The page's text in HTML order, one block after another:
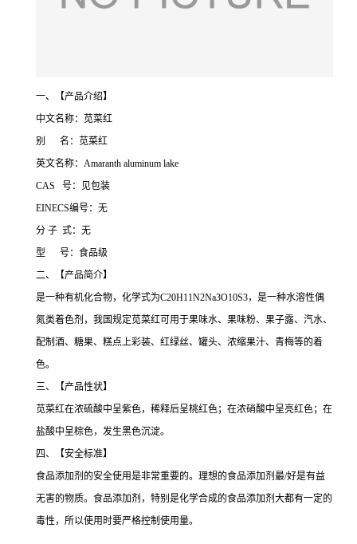
一、【产品介绍】
中文名称：苋菜红
别 名：苋菜红
英文名称：Amaranth aluminum lake
CAS 号：见包装
EINECS编号：无
分 子 式：无
型 号：食品级
二、【产品简介】
是一种有机化合物，化学式为C20H11N2Na3O10S3，是一种水溶性偶
氮类着色剂，我国规定苋菜红可用于果味水、果味粉、果子露、汽水、
配制酒、糖果、糕点上彩装、红绿丝、罐头、浓缩果汁、青梅等的着
色。
三、【产品性状】
苋菜红在浓硫酸中呈紫色，稀释后呈桃红色；在浓硝酸中呈亮红色；在
盐酸中呈棕色，发生黑色沉淀。
四、【安全标准】
食品添加剂的安全使用是非常重要的。理想的食品添加剂最/好是有益
无害的物质。食品添加剂，特别是化学合成的食品添加剂大都有一定的
毒性，所以使用时要严格控制使用量。